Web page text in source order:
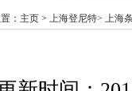
： 主页 > 上海登尼特> 上海